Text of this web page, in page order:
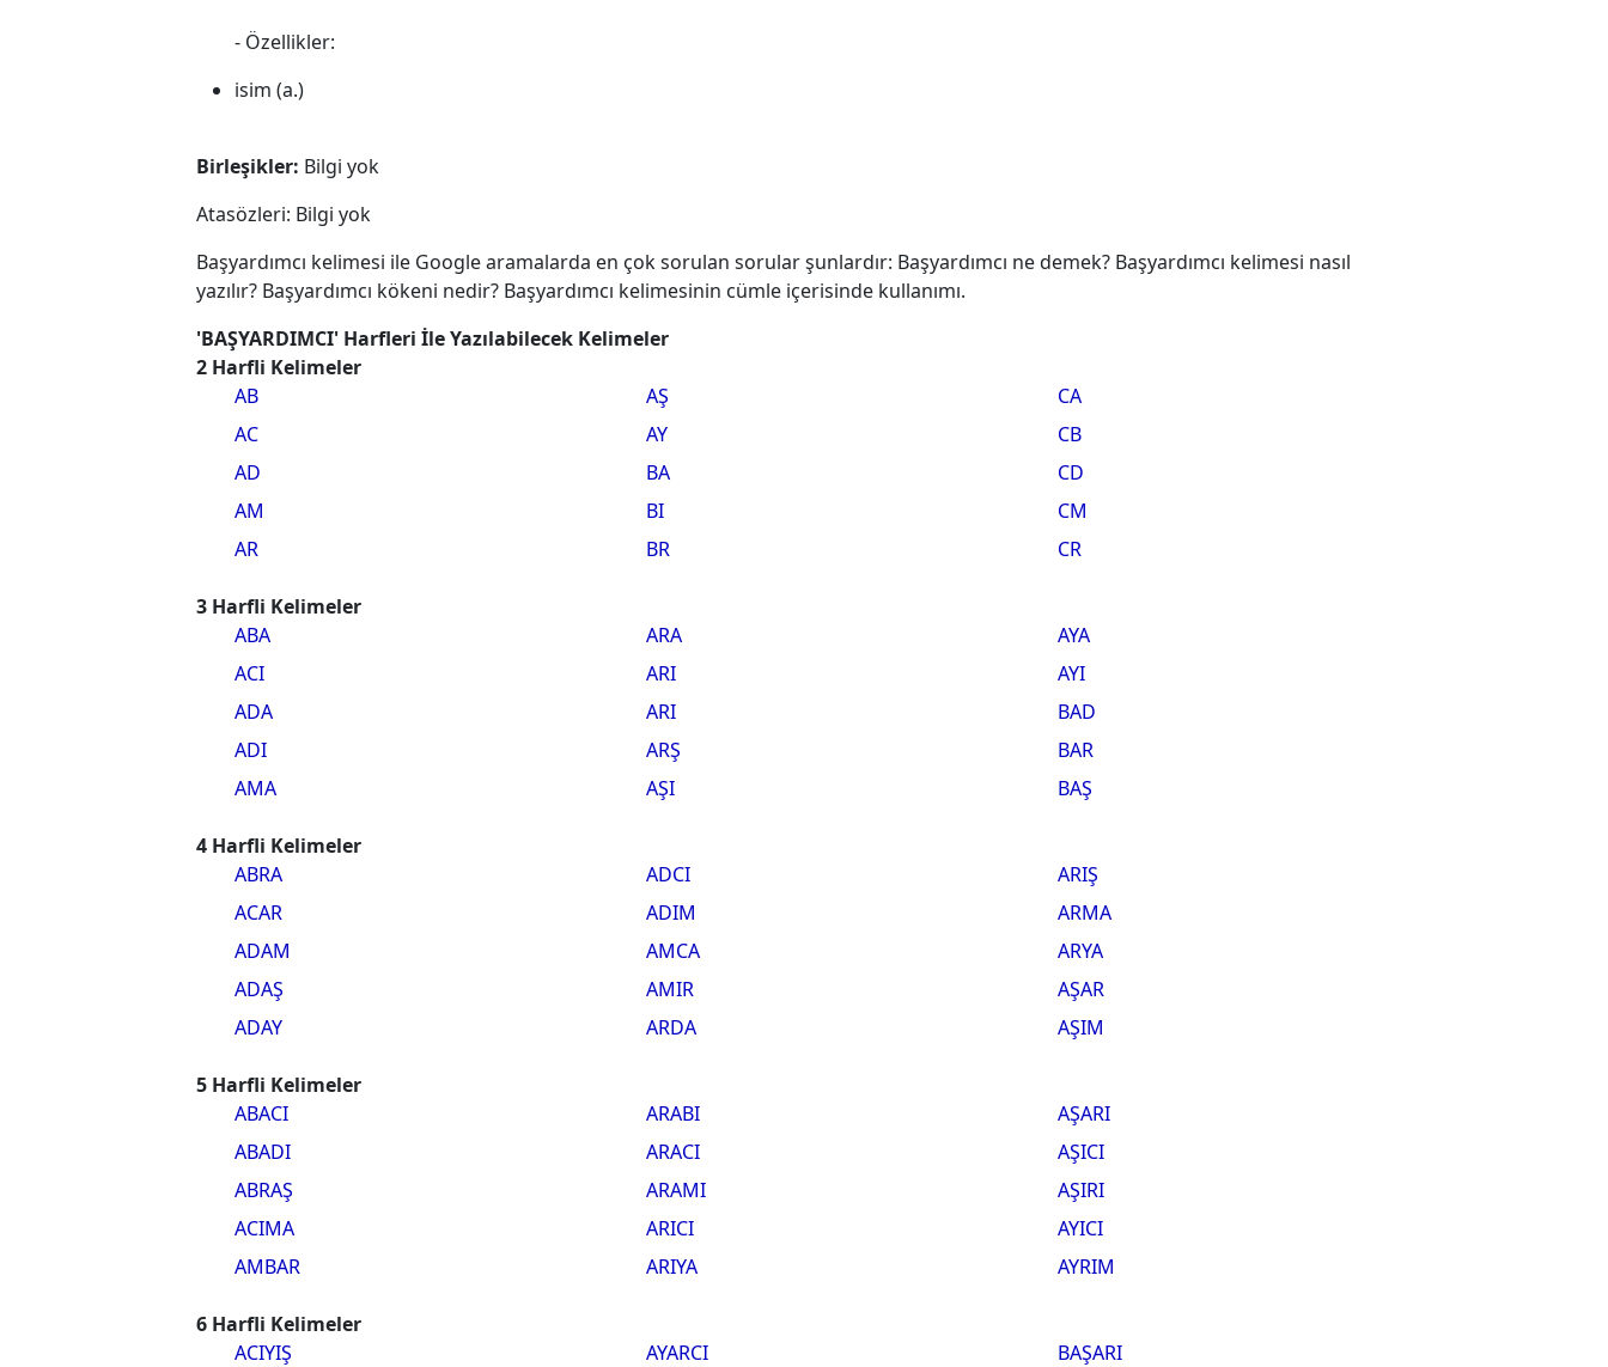
- Özellikler:
isim (a.)
Birleşikler: Bilgi yok
Atasözleri: Bilgi yok
Başyardımcı kelimesi ile Google aramalarda en çok sorulan sorular şunlardır: Başyardımcı ne demek? Başyardımcı kelimesi nasıl
yazılır? Başyardımcı kökeni nedir? Başyardımcı kelimesinin cümle içerisinde kullanımı.
'BAŞYARDIMCI' Harfleri İle Yazılabilecek Kelimeler
2 Harfli Kelimeler
AB
AC
AD
AM
AR
AŞ
AY
BA
BI
BR
CA
CB
CD
CM
CR
3 Harfli Kelimeler
ABA
ACI
ADA
ADI
AMA
ARA
ARI
ARI
ARŞ
AŞI
AYA
AYI
BAD
BAR
BAŞ
4 Harfli Kelimeler
ABRA
ACAR
ADAM
ADAŞ
ADAY
ADCI
ADIM
AMCA
AMIR
ARDA
ARIŞ
ARMA
ARYA
AŞAR
AŞIM
5 Harfli Kelimeler
ABACI
ABADI
ABRAŞ
ACIMA
AMBAR
ARABI
ARACI
ARAMI
ARICI
ARIYA
AŞARI
AŞICI
AŞIRI
AYICI
AYRIM
6 Harfli Kelimeler
ACIYIŞ
AYARCI
BAŞARI